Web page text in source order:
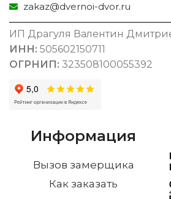
zakaz@dvernoi-dvor.ru
ИП Драгуля Валентин
ИНН: 505602150711
ОГРНИП: 323508100055392
Информация
Вызов замерщика
Как заказать